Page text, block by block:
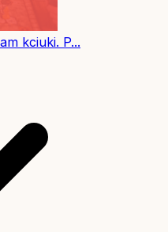
kciuki. P...